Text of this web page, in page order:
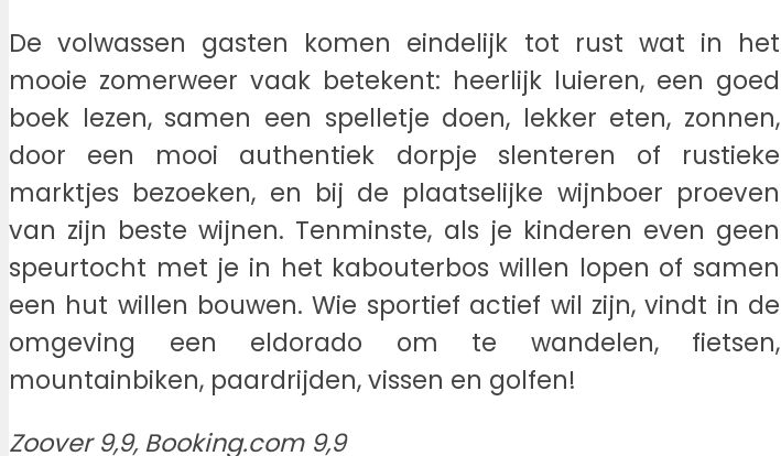
De volwassen gasten komen eindelijk tot rust wat in het
mooie zomerweer vaak betekent: heerlijk luieren, een goed
boek lezen, samen een spelletje doen, lekker eten, zonnen,
door een mooi authentiek dorpje slenteren of rustieke
marktjes bezoeken, en bij de plaatselijke wijnboer proeven
van zijn beste wijnen. Tenminste, als je kinderen even geen
speurtocht met je in het kabouterbos willen lopen of samen
een hut willen bouwen. Wie sportief actief wil zijn, vindt in de
omgeving een eldorado om te wandelen, fietsen,
mountainbiken, paardrijden, vissen en golfen!
Zoover 9,9, Booking.com 9,9